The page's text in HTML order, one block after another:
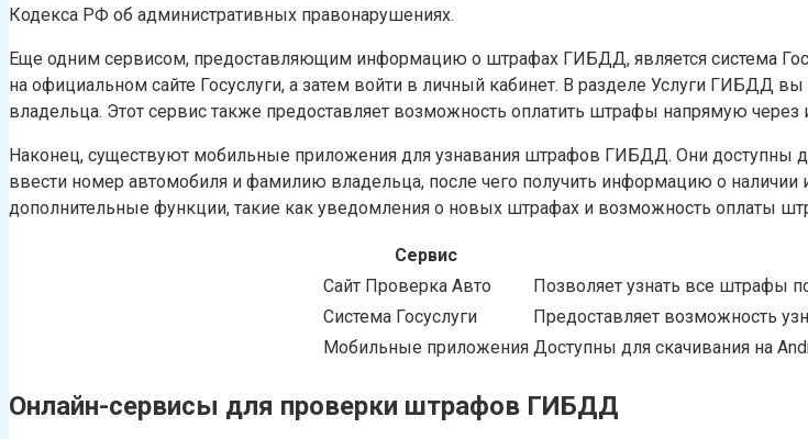
Кодекса РФ об административных правонарушениях.
Еще одним сервисом, предоставляющим информацию о штрафах ГИБДД, является система
на официальном сайте Госуслуги, а затем войти в личный кабинет. В разделе Услуги ГИБДД
владельца. Этот сервис также предоставляет возможность оплатить штрафы напрямую через
Наконец, существуют мобильные приложения для узнавания штрафов ГИБДД. Они доступны
ввести номер автомобиля и фамилию владельца, после чего получить информацию о
дополнительные функции, такие как уведомления о новых штрафах и возможность оплаты
Сервис
Сайт Проверка Авто
Позволяет узнать все штрафы
Система Госуслуги
Предоставляет возможность
Мобильные приложения Доступны для скачивания на
Онлайн-сервисы для проверки штрафов ГИБДД